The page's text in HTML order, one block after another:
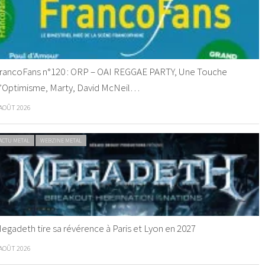
n°120 : ORP – OAI REGGAE PARTY, Une Touche
Marty, David McNeil…
2026
METAL WEBZINE METAL
tire sa révérence à Paris et Lyon en 2027
2026